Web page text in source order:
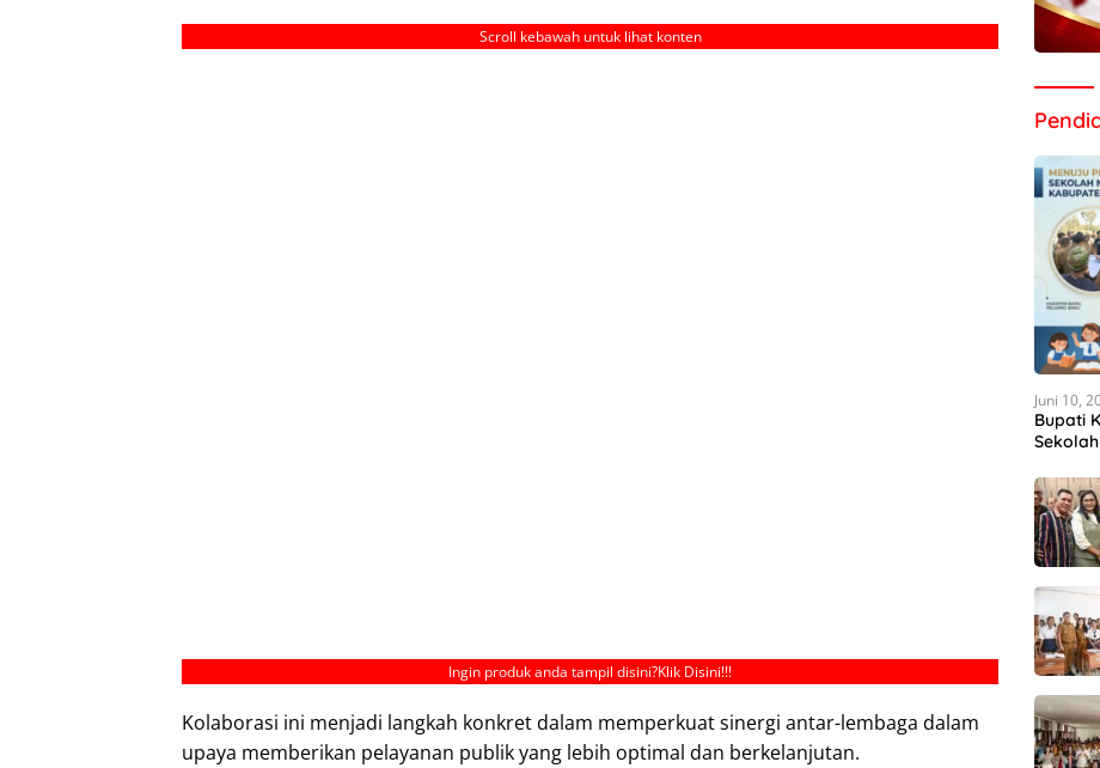
Scroll kebawah untuk lihat konten
Ingin produk anda tampil disini?Klik Disini!!!
Kolaborasi ini menjadi langkah konkret dalam memperkuat sinergi antar-lembaga dalam
upaya memberikan pelayanan publik yang lebih optimal dan berkelanjutan.
Juni 10,
Bupati